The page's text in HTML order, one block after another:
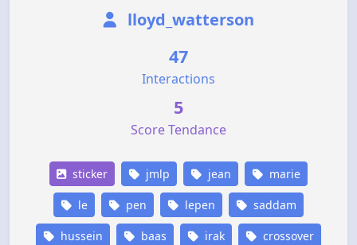
lloyd_watterson
47
Interactions
5
Score Tendance
sticker jmlp jean marie
le pen lepen saddam
hussein baas irak crossover